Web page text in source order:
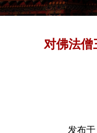
对佛法僧
发布于